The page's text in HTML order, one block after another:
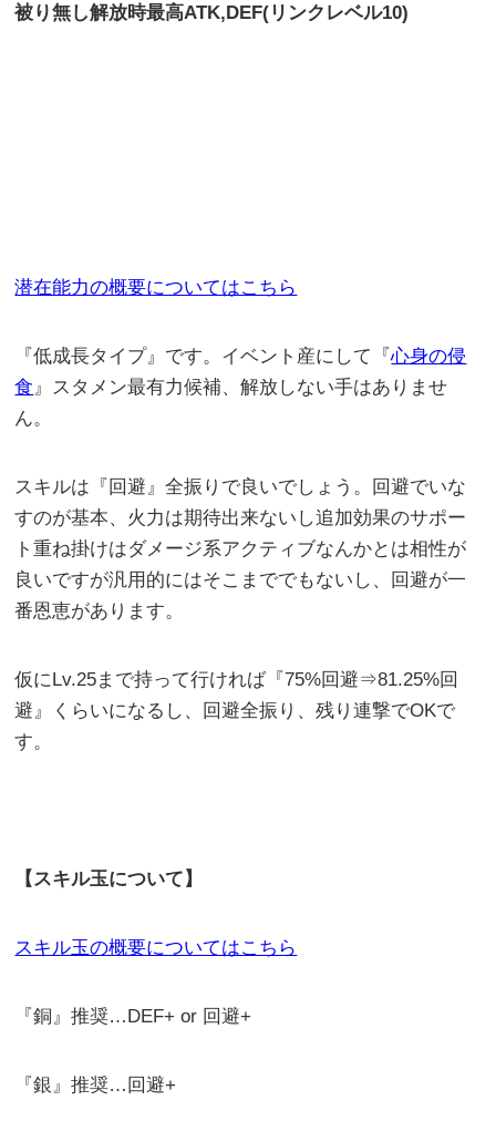
被り無し解放時最高ATK,DEF(リンクレベル10)
潜在能力の概要についてはこちら
『低成長タイプ』です。イベント産にして『心身の侵
食 』スタメン最有力候補、解放しない手はありませ
ん。
スキルは『回避』全振りで良いでしょう。回避でいな
すのが基本、火力は期待出来ないし追加効果のサポー
ト重ね掛けはダメージ系アクティブなんかとは相性が
良いですが汎用的にはそこまででもないし、回避が一
番恩恵があります。
仮にLv.25まで持って行ければ『75%回避⇒81.25%回
避』くらいになるし、回避全振り、残り連撃でOKで
す。
【スキル玉について】
スキル玉の概要についてはこちら
『銅』推奨…DEF+ or 回避+
『銀』推奨…回避+